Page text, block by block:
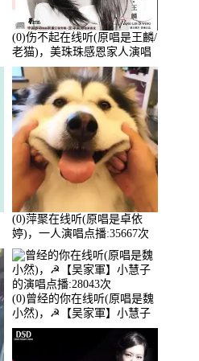
(0)伤不起在线听(原唱是王麟/
老猫)，美珠珠感恩家人演唱
点播:80218次
(0)萍聚在线听(原唱是卓依
婷)，一人演唱点播:35667次
(0)曾经的你在线听(原唱是魏
小然)，☭【吴家軍】小慧子
的演唱点播:28043次